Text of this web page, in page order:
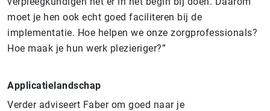
moet je hen ook echt goed faciliteren bij de
implementatie. Hoe helpen we onze zorgprofessionals?
Hoe maak je hun werk plezieriger?”
Applicatielandschap
Verder adviseert Faber om goed naar je